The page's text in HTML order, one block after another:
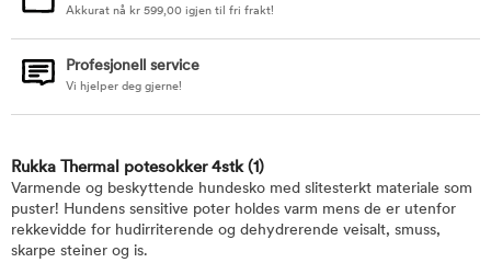
Akkurat nå kr 599,00 igjen til fri frakt!
Profesjonell service
Vi hjelper deg gjerne!
Rukka Thermal potesokker 4stk (1)
Varmende og beskyttende hundesko med slitesterkt materiale som
puster! Hundens sensitive poter holdes varm mens de er utenfor
rekkevidde for hudirriterende og dehydrerende veisalt, smuss,
skarpe steiner og is.